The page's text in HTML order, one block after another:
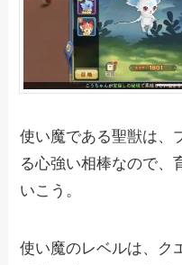
使い魔である聖獣は、
る心強い相棒なので、
いこう。
使い魔のレベルは、ク